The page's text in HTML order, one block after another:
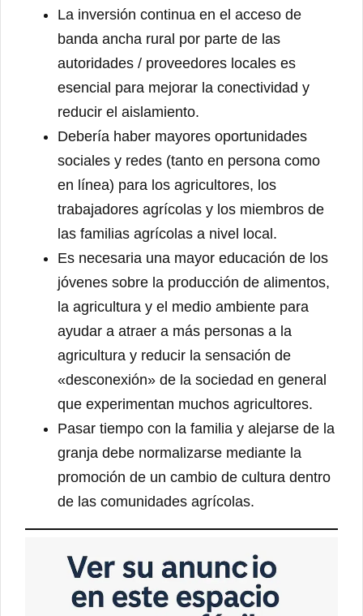
La inversión continua en el acceso de
banda ancha rural por parte de las
autoridades / proveedores locales es
esencial para mejorar la conectividad y
reducir el aislamiento.
Debería haber mayores oportunidades
sociales y redes (tanto en persona como
en línea) para los agricultores, los
trabajadores agrícolas y los miembros de
las familias agrícolas a nivel local.
Es necesaria una mayor educación de los
jóvenes sobre la producción de alimentos,
la agricultura y el medio ambiente para
ayudar a atraer a más personas a la
agricultura y reducir la sensación de
«desconexión» de la sociedad en general
que experimentan muchos agricultores.
Pasar tiempo con la familia y alejarse de la
granja debe normalizarse mediante la
promoción de un cambio de cultura dentro
de las comunidades agrícolas.